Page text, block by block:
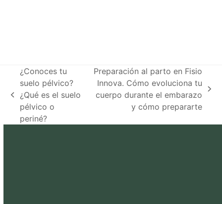
previous
post:
¿Conoces tu
suelo pélvico?
¿Qué es el suelo
pélvico o
periné?
next
Preparación al parto en Fisio
Innova. Cómo evoluciona tu
cuerpo durante el embarazo
y cómo prepararte